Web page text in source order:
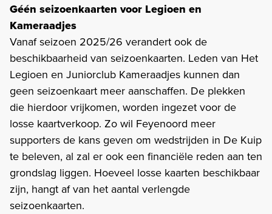
Géén seizoenkaarten voor Legioen en
Kameraadjes
Vanaf seizoen 2025/26 verandert ook de
beschikbaarheid van seizoenkaarten. Leden van Het
Legioen en Juniorclub Kameraadjes kunnen dan
geen seizoenkaart meer aanschaffen. De plekken
die hierdoor vrijkomen, worden ingezet voor de
losse kaartverkoop. Zo wil Feyenoord meer
supporters de kans geven om wedstrijden in De Kuip
te beleven, al zal er ook een financiële reden aan ten
grondslag liggen. Hoeveel losse kaarten beschikbaar
zijn, hangt af van het aantal verlengde
seizoenkaarten.